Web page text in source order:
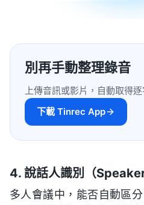
別再手動整理錄音
上傳音訊或影片，自動取得
下載 Tinrec App
4. 說話人識別（
多人會議中，能否自動區